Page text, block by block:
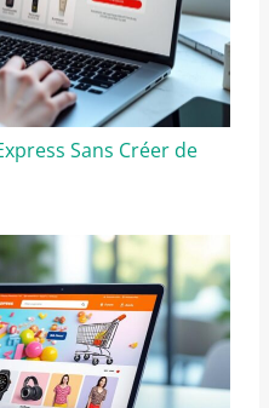
Sans Créer de